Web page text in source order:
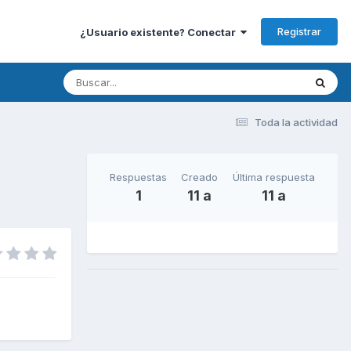
¿Usuario existente? Conectar Registrar
Toda la actividad
Respuestas
1
Creado
11 a
Última respuesta
11 a